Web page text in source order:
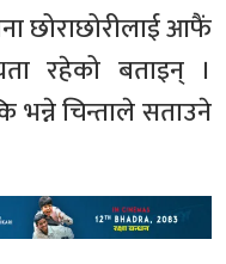
छोराछोरीलाई आफैं
रहेको बताइन् ।
भन्ने चिन्ताले सताउने